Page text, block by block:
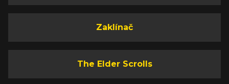
Zaklínač
The Elder Scrolls